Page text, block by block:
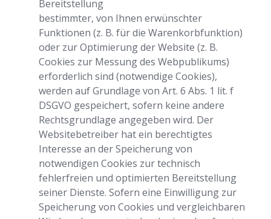
Bereitstellung
bestimmter, von Ihnen erwünschter
Funktionen (z. B. für die Warenkorbfunktion)
oder zur Optimierung der Website (z. B.
Cookies zur Messung des Webpublikums)
erforderlich sind (notwendige Cookies),
werden auf Grundlage von Art. 6 Abs. 1 lit. f
DSGVO gespeichert, sofern keine andere
Rechtsgrundlage angegeben wird. Der
Websitebetreiber hat ein berechtigtes
Interesse an der Speicherung von
notwendigen Cookies zur technisch
fehlerfreien und optimierten Bereitstellung
seiner Dienste. Sofern eine Einwilligung zur
Speicherung von Cookies und vergleichbaren